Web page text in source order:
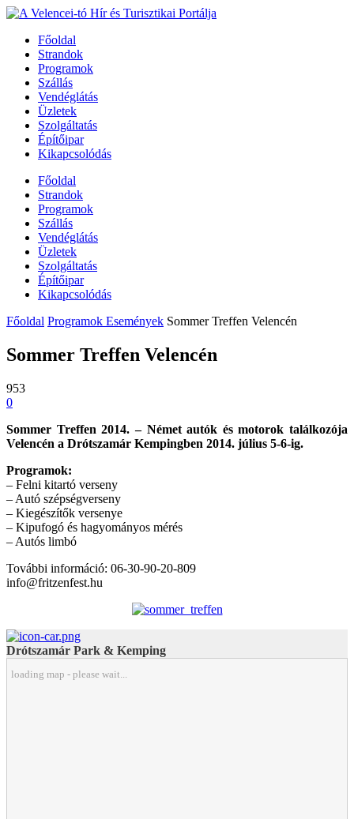
Főoldal
Strandok
Programok
Szállás
Vendéglátás
Üzletek
Szolgáltatás
Építőipar
Kikapcsolódás
Főoldal
Strandok
Programok
Szállás
Vendéglátás
Üzletek
Szolgáltatás
Építőipar
Kikapcsolódás
Főoldal Programok Események Sommer Treffen Velencén
Sommer Treffen Velencén
953
0
Sommer Treffen 2014. – Német autók és motorok találkozója
Velencén a Drótszamár Kempingben 2014. július 5-6-ig.
Programok:
– Felni kitartó verseny
– Autó szépségverseny
– Kiegészítők versenye
– Kipufogó és hagyományos mérés
– Autós limbó
További információ: 06-30-90-20-809
info@fritzenfest.hu
Drótszamár Park & Kemping
loading map - please wait...